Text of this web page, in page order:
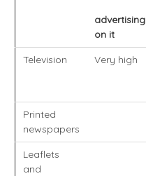
advertising
on it
Television Very high
Printed
newspapers
Leaflets
and